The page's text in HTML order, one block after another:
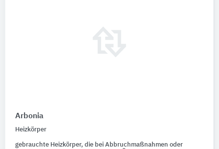
Arbonia
Heizkörper
gebrauchte Heizkörper, die bei Abbruchmaßnahmen oder